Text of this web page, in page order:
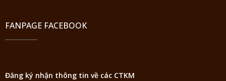
FANPAGE FACEBOOK
Đăng ký nhận thông tin về các CTKM